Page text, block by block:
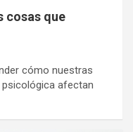
cosas que
cómo nuestras
afectan